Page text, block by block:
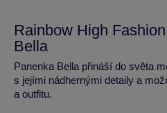
Rainbow High
Bella
Panenka Bella přináší do světa
s jejími nádhernými detaily a
a outfitu.